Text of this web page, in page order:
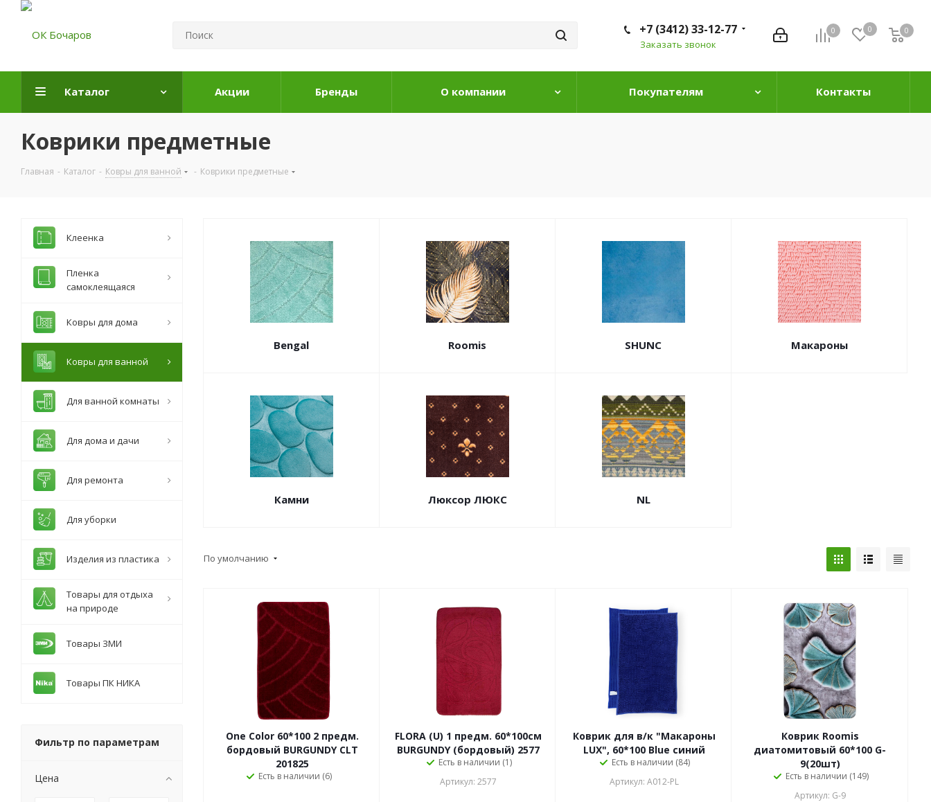
0 0 0
0
+7 (3412) 33-12-77
Заказать звонок
Каталог Акции Бренды О компании Покупателям Контакты
Коврики предметные
Главная - Каталог - Ковры для ванной - Коврики предметные
Bengal Roomis SHUNC Макароны
Камни Люксор ЛЮКС NL
По умолчанию
One Color 60*100 2 предм.
бордовый BURGUNDY CLT
201825
Есть в наличии (6)
FLORA (U) 1 предм. 60*100см
BURGUNDY (бордовый) 2577
Есть в наличии (1)
Артикул: 2577
Коврик для в/к "Макароны
LUX", 60*100 Blue синий
Есть в наличии (84)
Артикул: A012-PL
Коврик Roomis
диатомитовый 60*100 G-
9(20шт)
Есть в наличии (149)
Артикул: G-9
Клеенка
Пленка
самоклеящаяся
Ковры для дома
Ковры для ванной
Для ванной комнаты
Для дома и дачи
Для ремонта
Для уборки
Изделия из пластика
Товары для отдыха
на природе
Товары ЗМИ
Товары ПК НИКА
Фильтр по параметрам
Цена